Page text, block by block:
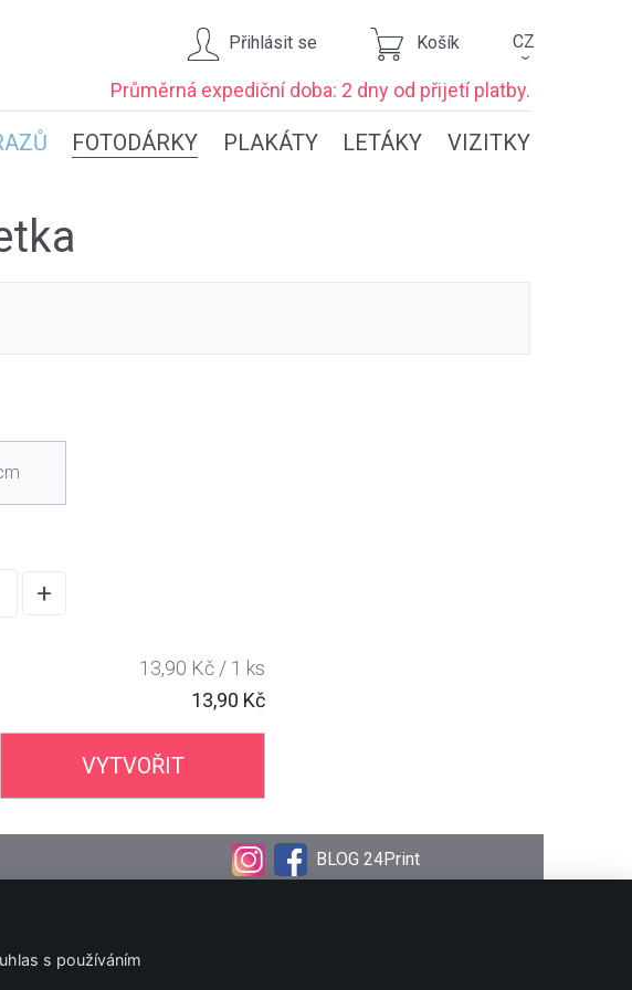
Přihlásit se Košík CZ
›
Průměrná expedičnídoba: 2 dny od přijetí platby.
FOTODÁRKY PLAKÁTY LETÁKY VIZITKY
+
13,90 Kč / 1 ks
13,90 Kč
VYTVOŘIT
BLOG 24Print
s používáním